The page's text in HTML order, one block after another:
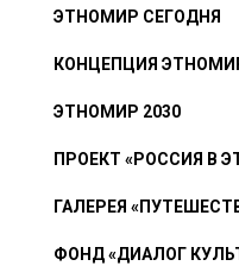
ЭТНОМИР СЕГОДНЯ
КОНЦЕПЦИЯ
ЭТНОМИР 2030
ПРОЕКТ «РОССИЯ В
ГАЛЕРЕЯ
ФОНД «ДИАЛОГ